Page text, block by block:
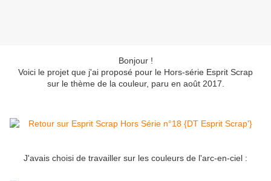
Bonjour !
Voici le projet que j'ai proposé pour le Hors-série Esprit Scrap
sur le thème de la couleur, paru en août 2017.
J'avais choisi de travailler sur les couleurs de l'arc-en-ciel :